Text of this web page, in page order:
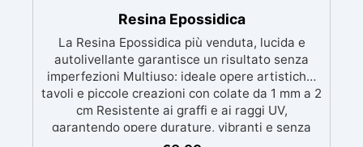
Resina Epossidica
La Resina Epossidica più venduta, lucida e
autolivellante garantisce un risultato senza
imperfezioni Multiuso: ideale opere artistiche,
tavoli e piccole creazioni con colate da 1 mm a 2
cm Resistente ai graffi e ai raggi UV,
garantendo opere durature, vibranti e senza
ingiallimenti nel tempo Bassa viscosità e